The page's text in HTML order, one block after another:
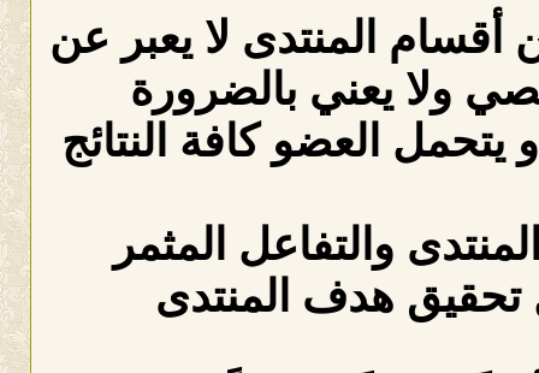
المنتدى لا يعبر عن
ولا يعني بالضرورة
العضو كافة النتائج
والتفاعل المثمر
هدف المنتدى